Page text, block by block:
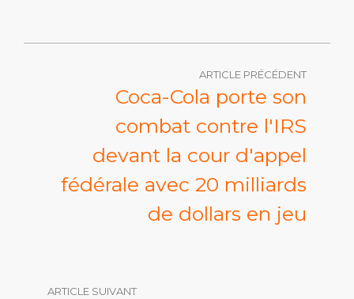
ARTICLE PRÉCÉDENT
Coca-Cola porte son
combat contre l'IRS
devant la cour d'appel
fédérale avec 20 milliards
de dollars en jeu
ARTICLE SUIVANT